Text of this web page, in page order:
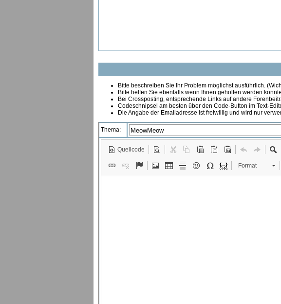
Bitte beschreiben Sie Ihr Problem möglichst ausführlich.
Bitte helfen Sie ebenfalls wenn Ihnen geholfen werden
Bei Crossposting, entsprechende Links auf andere
Codeschnipsel am besten über den Code-Button im Text-
Die Angabe der Emailadresse ist freiwillig und wird nur
Thema:
Quellcode
Format